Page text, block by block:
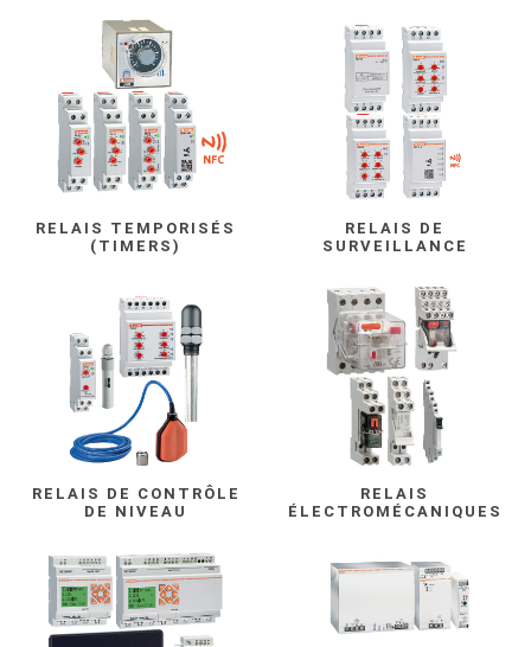
RELAIS TEMPORISÉS
(TIMERS)
RELAIS DE
SURVEILLANCE
RELAIS DE CONTRÔLE
DE NIVEAU
RELAIS
ÉLECTROMÉCANIQUES